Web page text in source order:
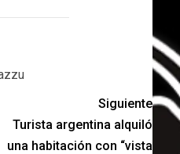
Siguiente
Turista argentina alquiló
una habitación con “vista